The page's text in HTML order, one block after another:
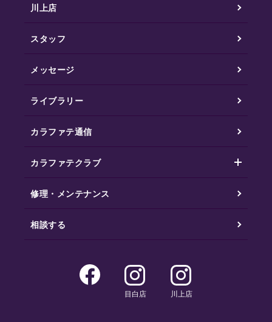
川上店
スタッフ
メッセージ
ライブラリー
カラファテ通信
カラファテクラブ
修理・メンテナンス
相談する
目白店 川上店